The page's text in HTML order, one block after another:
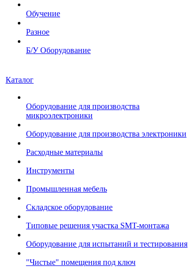
Обучение
Разное
Б/У Оборудование
Каталог
Оборудование для производства
микроэлектроники
Оборудование для производства электроники
Расходные материалы
Инструменты
Промышленная мебель
Складское оборудование
Типовые решения участка SMT-монтажа
Оборудование для испытаний и тестирования
"Чистые" помещения под ключ